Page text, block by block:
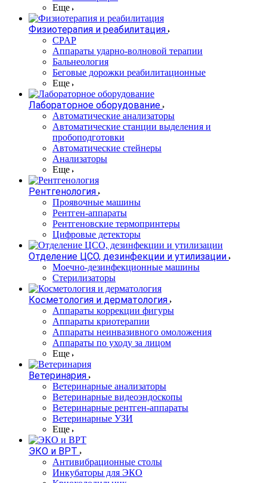
Еще
Физиотерапия и реабилитация
CPAP
Аппараты ударно-волновой терапии
Бальнеология
Беговые дорожки реабилитационные
Еще
Лабораторное оборудование
Автоматические анализаторы
Автоматические станции выделения и
пробоподготовки
Автоматические стейнеры
Анализаторы
Еще
Рентгенология
Проявочные машины
Рентген-аппараты
Рентгеновские термопринтеры
Цифровые детекторы
Отделение ЦСО, дезинфекции и утилизации
Моечно-дезинфекционные машины
Стерилизаторы
Косметология и дерматология
Аппараты коррекции фигуры
Аппараты криотерапии
Аппараты неинвазивного омоложения
Аппараты по уходу за лицом
Еще
Ветеринария
Ветеринарные анализаторы
Ветеринарные видеоэндоскопы
Ветеринарные рентген-аппараты
Ветеринарные УЗИ
Еще
ЭКО и ВРТ
Антивибрационные столы
Инкубаторы для ЭКО